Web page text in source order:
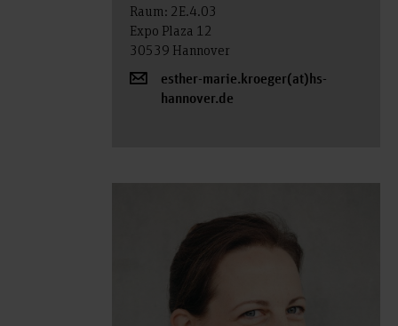
Raum: 2E.4.03
Expo Plaza 12
30539 Hannover
esther-marie.kroeger(at)hs-
hannover.de